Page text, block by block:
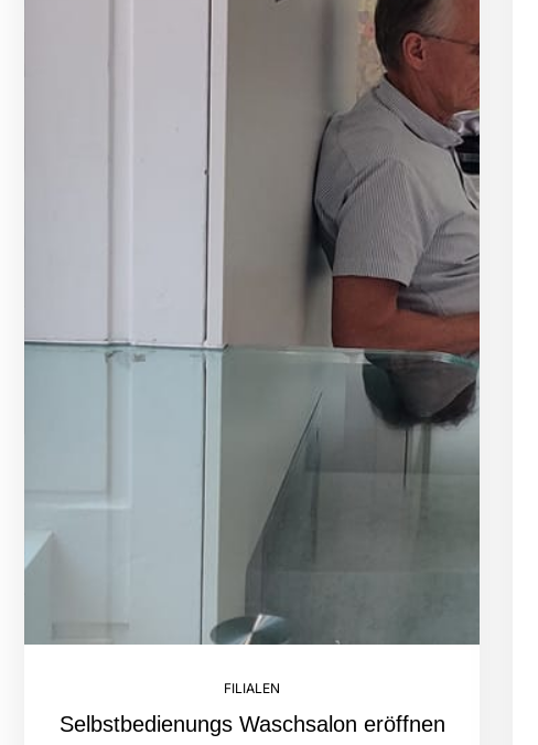
FILIALEN
Selbstbedienungs Waschsalon eröffnen